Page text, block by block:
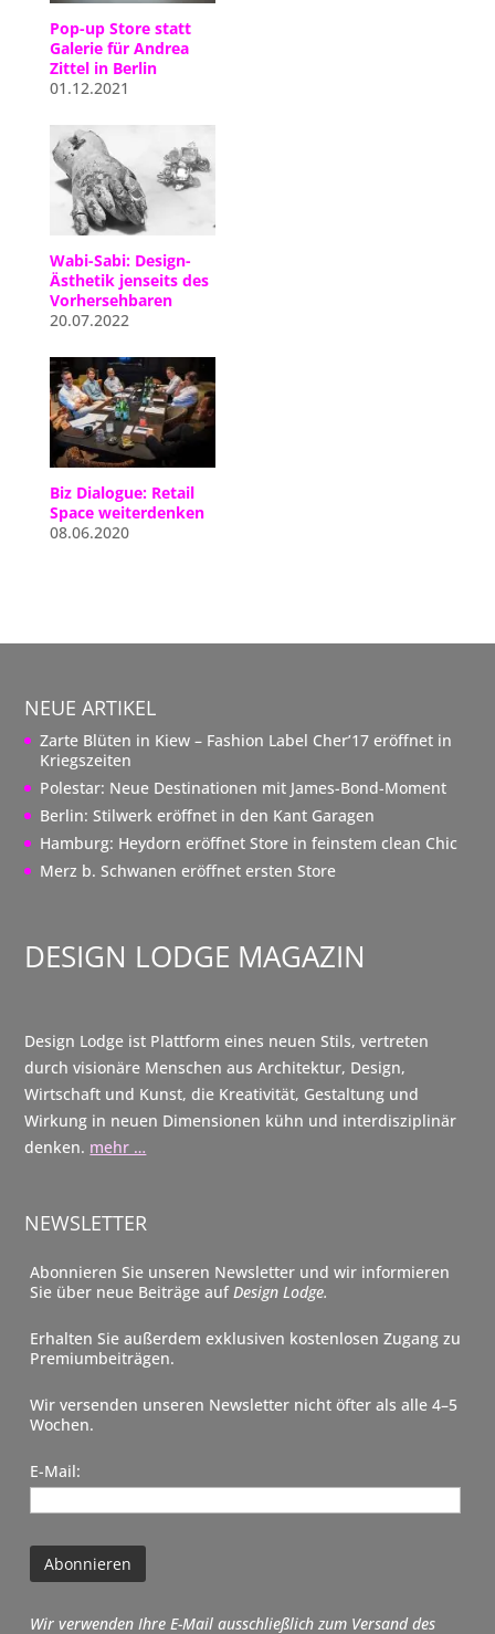
Pop-up Store statt
Galerie für Andrea
Zittel in Berlin
01.12.2021
Wabi-Sabi: Design-
Ästhetik jenseits des
Vorhersehbaren
20.07.2022
Biz Dialogue: Retail
Space weiterdenken
08.06.2020
NEUE ARTIKEL
Zarte Blüten in Kiew – Fashion Label Cher’17 eröffnet in
Kriegszeiten
Polestar: Neue Destinationen mit James-Bond-Moment
Berlin: Stilwerk eröffnet in den Kant Garagen
Hamburg: Heydorn eröffnet Store in feinstem clean Chic
Merz b. Schwanen eröffnet ersten Store
DESIGN LODGE MAGAZIN
Design Lodge ist Plattform eines neuen Stils, vertreten
durch visionäre Menschen aus Architektur, Design,
Wirtschaft und Kunst, die Kreativität, Gestaltung und
Wirkung in neuen Dimensionen kühn und interdisziplinär
denken. mehr …
NEWSLETTER
Abonnieren Sie unseren Newsletter und wir informieren
Sie über neue Beiträge aufDesign Lodge.
Erhalten Sie außerdem exklusiven kostenlosen Zugang zu
Premiumbeiträgen.
Wir versenden unseren Newsletter nicht öfter als alle 4–5
Wochen.
E-Mail:
Wir verwenden Ihre E-Mail ausschließlich zum Versand des